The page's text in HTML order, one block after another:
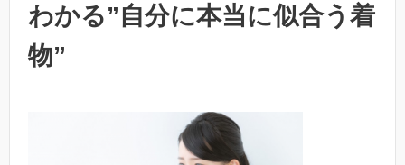
わかる”自分に本当に似合う着
物”